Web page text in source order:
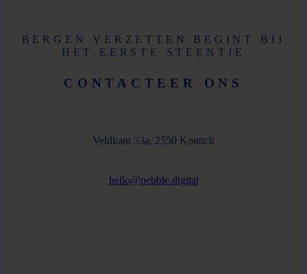
BERGEN VERZETTEN BEGINT BIJ
HET EERSTE STEENTJE
CONTACTEER ONS
Veldkant 33a, 2550 Kontich
hello@pebble.digital